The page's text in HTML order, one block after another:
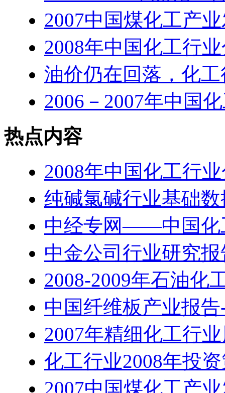
2007中国煤化工产
2008年中国化工行
油价仍在回落，化
2006－2007年中国
热点内容
2008年中国化工行
纯碱氯碱行业基础
中经专网——中国化
中金公司行业研究
2008-2009年石油化
中国纤维板产业报告
2007年精细化工行
化工行业2008年投
2007中国煤化工产